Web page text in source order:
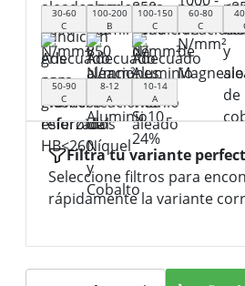
30-60
C
100-200
B
100-150
C
60-80
C
50-90
C
8-12
A
10-14
A
Filtra tu variante
Seleccione filtros para
rápidamente la variante